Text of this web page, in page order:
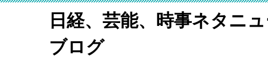
日経、芸能、時事ネタニ
ブログ